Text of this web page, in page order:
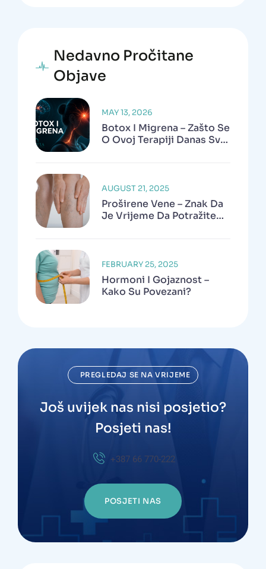
Nedavno Pročitane
Objave
Botox I Migrena – Zašto Se
O Ovoj Terapiji Danas Sve
MAY 13, 2026
Proširene Vene – Znak Da
Je Vrijeme Da Potražite
AUGUST 21, 2025
Hormoni I Gojaznost –
Kako Su Povezani?
FEBRUARY 25, 2025
PREGLEDAJ SE NA VRIJEME
Još uvijek nas nisi posjetio?
Posjeti nas!
+387 66 770-222
POSJETI NAS